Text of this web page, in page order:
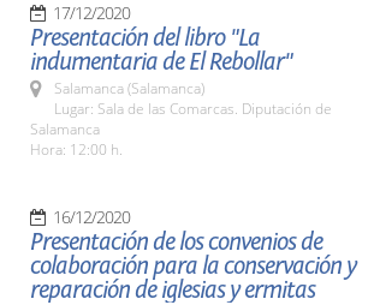
17/12/2020
Presentación del libro "La
indumentaria de El Rebollar"
Salamanca (Salamanca)
Lugar: Sala de las Comarcas. Diputación de
Salamanca
Hora: 12:00 h.
16/12/2020
Presentación de los convenios de
colaboración para la conservación y
reparación de iglesias y ermitas